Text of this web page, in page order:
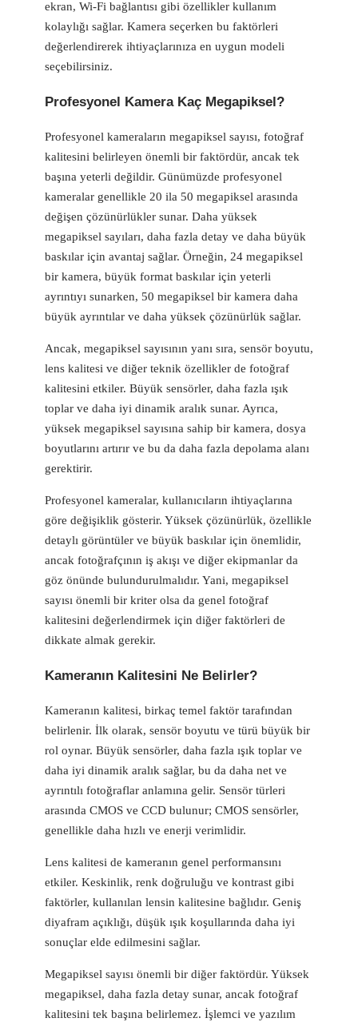
ekran, Wi-Fi bağlantısı gibi özellikler kullanım
kolaylığı sağlar. Kamera seçerken bu faktörleri
değerlendirerek ihtiyaçlarınıza en uygun modeli
seçebilirsiniz.
Profesyonel Kamera Kaç Megapiksel?
Profesyonel kameraların megapiksel sayısı, fotoğraf
kalitesini belirleyen önemli bir faktördür, ancak tek
başına yeterli değildir. Günümüzde profesyonel
kameralar genellikle 20 ila 50 megapiksel arasında
değişen çözünürlükler sunar. Daha yüksek
megapiksel sayıları, daha fazla detay ve daha büyük
baskılar için avantaj sağlar. Örneğin, 24 megapiksel
bir kamera, büyük format baskılar için yeterli
ayrıntıyı sunarken, 50 megapiksel bir kamera daha
büyük ayrıntılar ve daha yüksek çözünürlük sağlar.
Ancak, megapiksel sayısının yanı sıra, sensör boyutu,
lens kalitesi ve diğer teknik özellikler de fotoğraf
kalitesini etkiler. Büyük sensörler, daha fazla ışık
toplar ve daha iyi dinamik aralık sunar. Ayrıca,
yüksek megapiksel sayısına sahip bir kamera, dosya
boyutlarını artırır ve bu da daha fazla depolama alanı
gerektirir.
Profesyonel kameralar, kullanıcıların ihtiyaçlarına
göre değişiklik gösterir. Yüksek çözünürlük, özellikle
detaylı görüntüler ve büyük baskılar için önemlidir,
ancak fotoğrafçının iş akışı ve diğer ekipmanlar da
göz önünde bulundurulmalıdır. Yani, megapiksel
sayısı önemli bir kriter olsa da genel fotoğraf
kalitesini değerlendirmek için diğer faktörleri de
dikkate almak gerekir.
Kameranın Kalitesini Ne Belirler?
Kameranın kalitesi, birkaç temel faktör tarafından
belirlenir. İlk olarak, sensör boyutu ve türü büyük bir
rol oynar. Büyük sensörler, daha fazla ışık toplar ve
daha iyi dinamik aralık sağlar, bu da daha net ve
ayrıntılı fotoğraflar anlamına gelir. Sensör türleri
arasında CMOS ve CCD bulunur; CMOS sensörler,
genellikle daha hızlı ve enerji verimlidir.
Lens kalitesi de kameranın genel performansını
etkiler. Keskinlik, renk doğruluğu ve kontrast gibi
faktörler, kullanılan lensin kalitesine bağlıdır. Geniş
diyafram açıklığı, düşük ışık koşullarında daha iyi
sonuçlar elde edilmesini sağlar.
Megapiksel sayısı önemli bir diğer faktördür. Yüksek
megapiksel, daha fazla detay sunar, ancak fotoğraf
kalitesini tek başına belirlemez. İşlemci ve yazılım